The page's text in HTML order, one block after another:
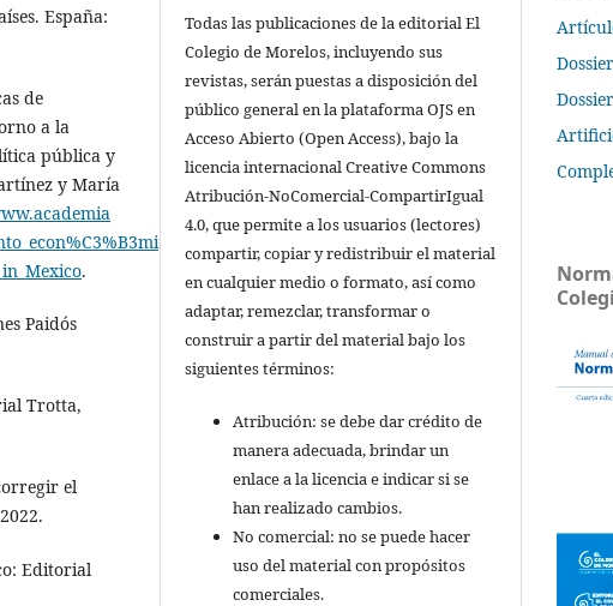
España:
de
a la
pública y
y María
.
Paidós
Trotta,
el
Editorial
Todas las publicaciones de la editorial El
Colegio de Morelos, incluyendo sus
revistas, serán puestas a disposición del
público general en la plataforma OJS en
Acceso Abierto (Open Access), bajo la
licencia internacional Creative Commons
Atribución-NoComercial-CompartirIgual
4.0, que permite a los usuarios (lectores)
compartir, copiar y redistribuir el material
en cualquier medio o formato, así como
adaptar, remezclar, transformar o
construir a partir del material bajo los
siguientes términos:
Atribución: se debe dar crédito de
manera adecuada, brindar un
enlace a la licencia e indicar si se
han realizado cambios.
No comercial: no se puede hacer
uso del material con propósitos
comerciales.